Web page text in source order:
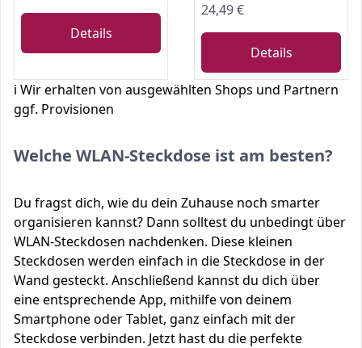
Details
24,49 €
Details
ℹ️ Wir erhalten von ausgewählten Shops und Partnern
ggf. Provisionen
Welche WLAN-Steckdose ist am besten?
Du fragst dich, wie du dein Zuhause noch smarter
organisieren kannst? Dann solltest du unbedingt über
WLAN-Steckdosen nachdenken. Diese kleinen
Steckdosen werden einfach in die Steckdose in der
Wand gesteckt. Anschließend kannst du dich über
eine entsprechende App, mithilfe von deinem
Smartphone oder Tablet, ganz einfach mit der
Steckdose verbinden. Jetzt hast du die perfekte